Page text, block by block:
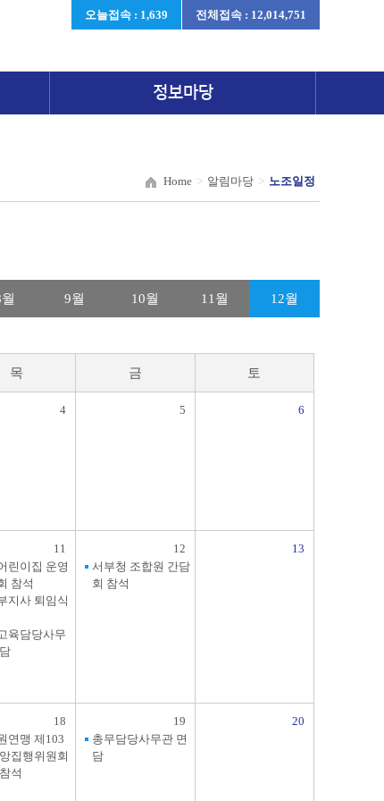
오늘접속 : 1,639 전체접속 : 12,014,751
정보마당
Home > 알림마당 > 노조일정
9월 10월 11월 12월
목 금 토
4 5 6
11
린이집 운영
참석
지사 퇴임식
육담당사무
12
서부청 조합원 간담
회 참석
13
18
연맹 제103
집행위원회
석
19
총무담당사무관 면
담
20